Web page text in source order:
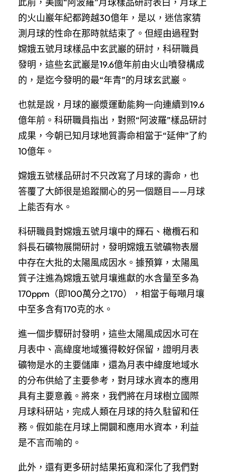
的火山巖年紀都跨越30億年，是以，迷信家猜
測月球的性命在那時就結束了。但經由過程對
嫦娥五號月球樣品中玄武巖的研討，科研職員
發明，這些玄武巖是19.6億年前由火山噴發構成
的，是迄今發明的最“年青”的月球玄武巖。
也就是說，月球的巖漿運動能夠一向連續到19.6
億年前。科研職員指出，對照“阿波羅”樣品研討
成果，今朝已知月球地質壽命相當于“延伸”了約
10億年。
嫦娥五號樣品研討不只改寫了月球的壽命，也
答覆了大師很是追蹤關心的另一個題目——月球
上能否有水。
科研職員對嫦娥五號月壤中的輝石、橄欖石和
斜長石礦物展開研討，發明嫦娥五號礦物表層
中存在大批的太陽風成因水。據預算，太陽風
質子注進為嫦娥五號月壤進獻的水含量至多為
170ppm（即100萬分之170），相當于每噸月壤
中至多含有170克的水。
進一個步驟研討發明，這些太陽風成因水可在
月表中、高緯度地域獲得較好保留，證明月表
礦物是水的主要儲庫，還為月表中緯度地域水
的分布供給了主要參考，對月球水資本的應用
具有主要意義。將來，我們將在月球樹立國際
月球科研站，完成人類在月球的持久駐留和任
務。假如能在月球上開闢和應用水資本，利益
是不言而喻的。
此外，還有更多研討結果拓寬和深化了我們對